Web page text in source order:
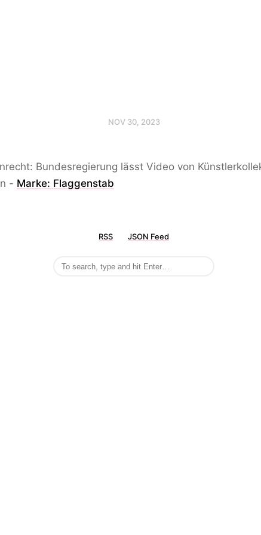
NOV 30, 2023
Bundesregierung lässt Video von
- Marke: Flaggenstab
RSS JSON Feed